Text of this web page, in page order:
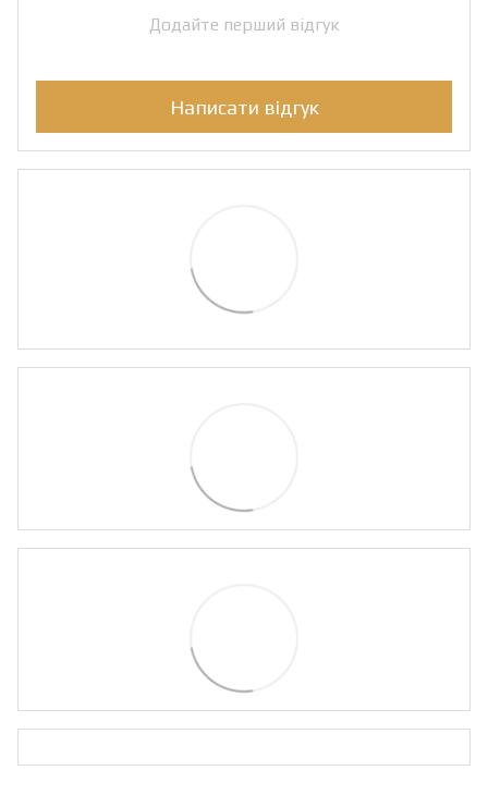
Додайте перший відгук
Написати відгук